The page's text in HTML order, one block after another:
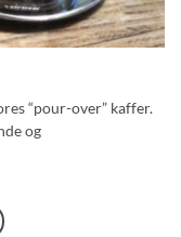
“pour-over” kaffer.
og